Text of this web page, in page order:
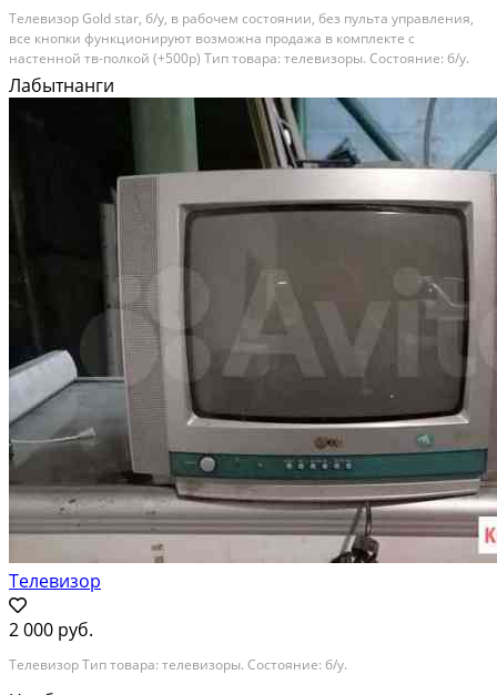
Телевизор Gold star, б/у, в рабочем состоянии, без пульта управления,
все кнопки функционируют возможна продажа в комплекте с
настенной тв-полкой (+500р) Тип товара: телевизоры. Состояние: б/у.
Лабытнанги
Телевизор
2 000 руб.
Телевизор Тип товара: телевизоры. Состояние: б/у.